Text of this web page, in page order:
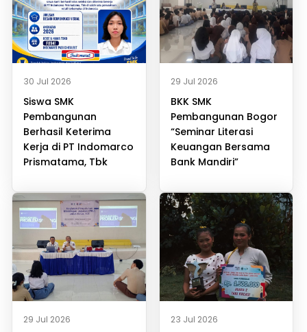
30 Jul 2026
Siswa SMK
Pembangunan
Berhasil Keterima
Kerja di PT Indomarco
Prismatama, Tbk
29 Jul 2026
BKK SMK
Pembangunan Bogor
“Seminar Literasi
Keuangan Bersama
Bank Mandiri”
29 Jul 2026 23 Jul 2026